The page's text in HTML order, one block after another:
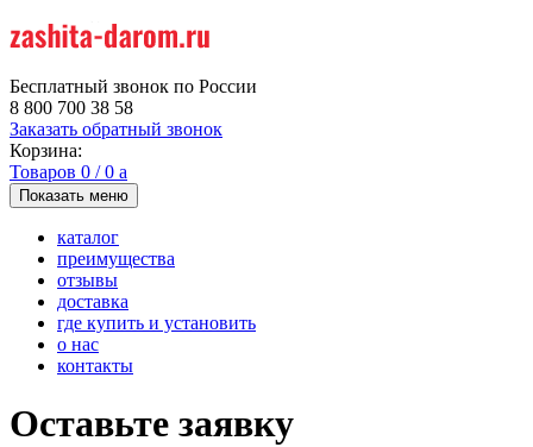
Бесплатный звонок по России
8 800 700 38 58
Заказать обратный звонок
Корзина:
Товаров 0 /0 a
Показать меню
каталог
преимущества
отзывы
доставка
где купить и установить
о нас
контакты
Оставьте заявку